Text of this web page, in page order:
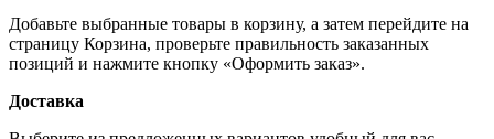
Добавьте выбранные товары в корзину, а затем перейдите на
страницу Корзина, проверьте правильность заказанных
позиций и нажмите кнопку «Оформить заказ».
Доставка